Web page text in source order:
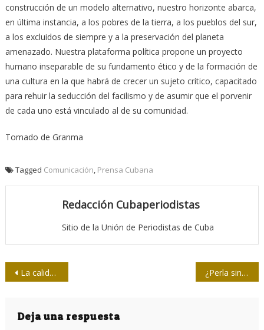
construcción de un modelo alternativo, nuestro horizonte abarca,
en última instancia, a los pobres de la tierra, a los pueblos del sur,
a los excluidos de siempre y a la preservación del planeta
amenazado. Nuestra plataforma política propone un proyecto
humano inseparable de su fundamento ético y de la formación de
una cultura en la que habrá de crecer un sujeto crítico, capacitado
para rehuir la seducción del facilismo y de asumir que el porvenir
de cada uno está vinculado al de su comunidad.
Tomado de Granma
Tagged Comunicación, Prensa Cubana
Redacción Cubaperiodistas
Sitio de la Unión de Periodistas de Cuba
Navegación
entradas
La calidad profesional en la mirada de periodistas espirituanos ¿Perla sin Visión?
Deja una respuesta